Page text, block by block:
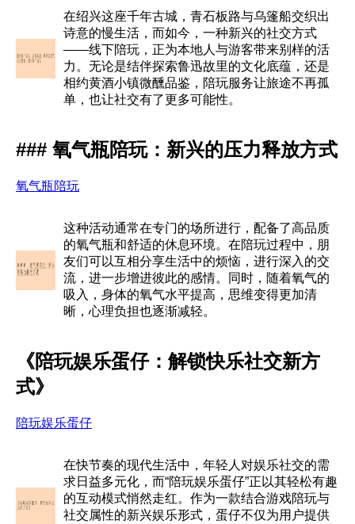
在绍兴这座千年古城，青石板路与乌篷船交织出
诗意的慢生活，而如今，一种新兴的社交方式
——线下陪玩，正为本地人与游客带来别样的活
力。无论是结伴探索鲁迅故里的文化底蕴，还是
相约黄酒小镇微醺品鉴，陪玩服务让旅途不再孤
单，也让社交有了更多可能性。
### 氧气瓶陪玩：新兴的压力释放方式
氧气瓶陪玩
这种活动通常在专门的场所进行，配备了高品质
的氧气瓶和舒适的休息环境。在陪玩过程中，朋
友们可以互相分享生活中的烦恼，进行深入的交
流，进一步增进彼此的感情。同时，随着氧气的
吸入，身体的氧气水平提高，思维变得更加清
晰，心理负担也逐渐减轻。
《陪玩娱乐蛋仔：解锁快乐社交新方
式》
陪玩娱乐蛋仔
在快节奏的现代生活中，年轻人对娱乐社交的需
求日益多元化，而“陪玩娱乐蛋仔”正以其轻松有趣
的互动模式悄然走红。作为一款结合游戏陪玩与
社交属性的新兴娱乐形式，蛋仔不仅为用户提供